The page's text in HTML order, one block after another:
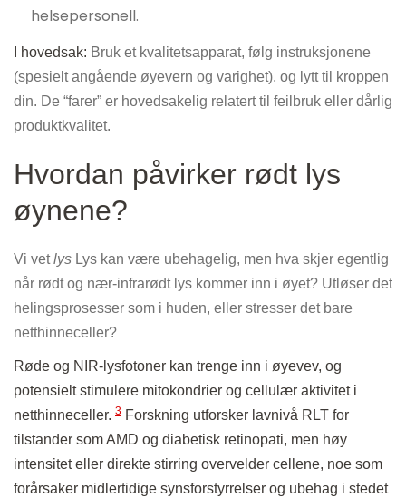
helsepersonell.
I hovedsak: Bruk et kvalitetsapparat, følg instruksjonene
(spesielt angående øyevern og varighet), og lytt til kroppen
din. De “farer” er hovedsakelig relatert til feilbruk eller dårlig
produktkvalitet.
Hvordan påvirker rødt lys
øynene?
Vi vetlys Lys kan være ubehagelig, men hva skjer egentlig
når rødt og nær-infrarødt lys kommer inn i øyet? Utløser det
helingsprosesser som i huden, eller stresser det bare
netthinneceller?
Røde og NIR-lysfotoner kan trenge inn i øyevev, og
potensielt stimulere mitokondrier og cellulær aktivitet i
netthinneceller. 3 Forskning utforsker lavnivå RLT for
tilstander som AMD og diabetisk retinopati, men høy
intensitet eller direkte stirring overvelder cellene, noe som
forårsaker midlertidige synsforstyrrelser og ubehag i stedet